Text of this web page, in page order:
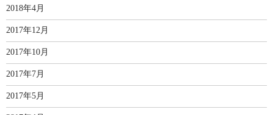
2018年4月
2017年12月
2017年10月
2017年7月
2017年5月